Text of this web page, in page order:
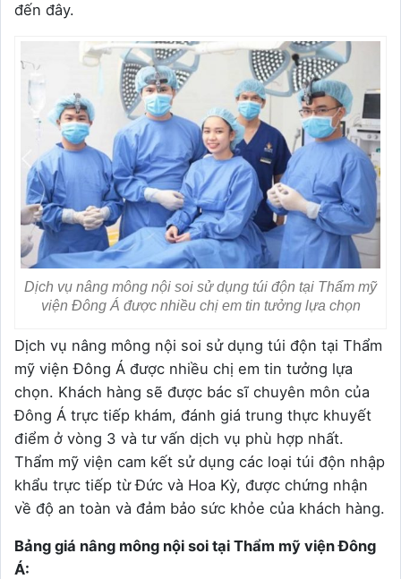
đến đây.
Dịch vụ nâng mông nội soi sử dụng túi độn tại Thẩm mỹ
viện Đông Á được nhiều chị em tin tưởng lựa chọn
Dịch vụ nâng mông nội soi sử dụng túi độn tại Thẩm
mỹ viện Đông Á được nhiều chị em tin tưởng lựa
chọn. Khách hàng sẽ được bác sĩ chuyên môn của
Đông Á trực tiếp khám, đánh giá trung thực khuyết
điểm ở vòng 3 và tư vấn dịch vụ phù hợp nhất.
Thẩm mỹ viện cam kết sử dụng các loại túi độn nhập
khẩu trực tiếp từ Đức và Hoa Kỳ, được chứng nhận
về độ an toàn và đảm bảo sức khỏe của khách hàng.
Bảng giá nâng mông nội soi tại Thẩm mỹ viện Đông
Á: